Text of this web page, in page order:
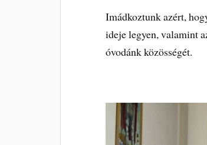
Imádkoztunk azért,
ideje legyen, valamint
óvodánk közösségét.